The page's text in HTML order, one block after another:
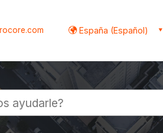
España (Español)